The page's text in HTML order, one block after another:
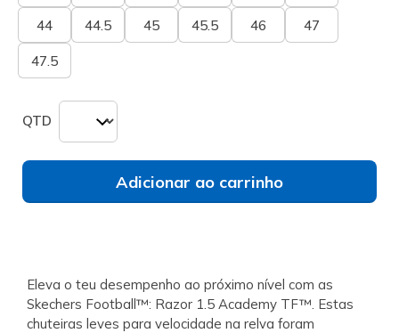
44 44.5 45 45.5 46 47
47.5
QTD
Adicionar ao carrinho
Eleva o teu desempenho ao próximo nível com as
Skechers Football™: Razor 1.5 Academy TF™. Estas
chuteiras leves para velocidade na relva foram